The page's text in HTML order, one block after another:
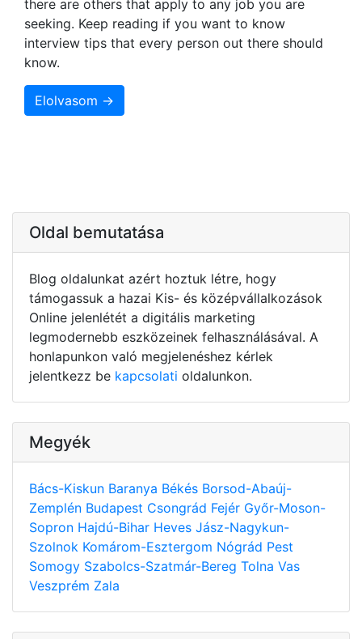
there are others that apply to any job you are
seeking. Keep reading if you want to know
interview tips that every person out there should
know.
Elolvasom →
Oldal bemutatása
Blog oldalunkat azért hoztuk létre, hogy
támogassuk a hazai Kis- és középvállalkozások
Online jelenlétét a digitális marketing
legmodernebb eszközeinek felhasználásával. A
honlapunkon való megjelenéshez kérlek
jelentkezz be kapcsolati oldalunkon.
Megyék
Bács-Kiskun Baranya Békés Borsod-Abaúj-
Zemplén Budapest Csongrád Fejér Győr-Moson-
Sopron Hajdú-Bihar Heves Jász-Nagykun-
Szolnok Komárom-Esztergom Nógrád Pest
Somogy Szabolcs-Szatmár-Bereg Tolna Vas
Veszprém Zala